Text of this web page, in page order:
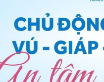
việc chẩn đoán bệnh.
chứng rối loạn cương
xác định các yếu tố về
quan trọng trong